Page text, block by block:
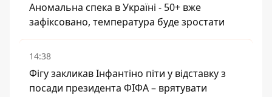
Аномальна спека в Україні - 50+ вже
зафіксовано, температура буде зростати
14:38
Фігу закликав Інфантіно піти у відставку з
посади президента ФІФА – врятувати